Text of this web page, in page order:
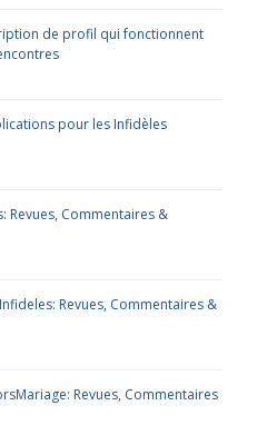
de profil qui fonctionnent
pour les Infidèles
Revues, Commentaires &
Revues, Commentaires &
Revues, Commentaires